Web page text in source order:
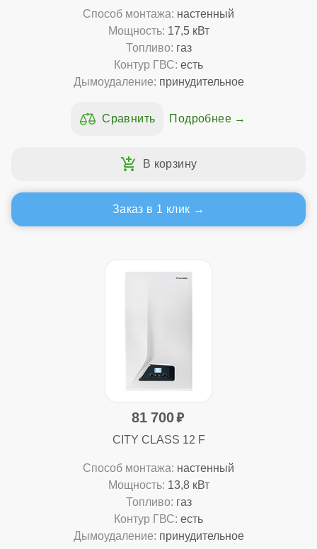
Способ монтажа: настенный
Мощность: 17,5 кВт
Топливо: газ
Контур ГВС: есть
Дымоудаление: принудительное
Подробнее
Заказ в 1 клик
81 700
CITY CLASS 12 F
Способ монтажа: настенный
Мощность: 13,8 кВт
Топливо: газ
Контур ГВС: есть
Дымоудаление: принудительное